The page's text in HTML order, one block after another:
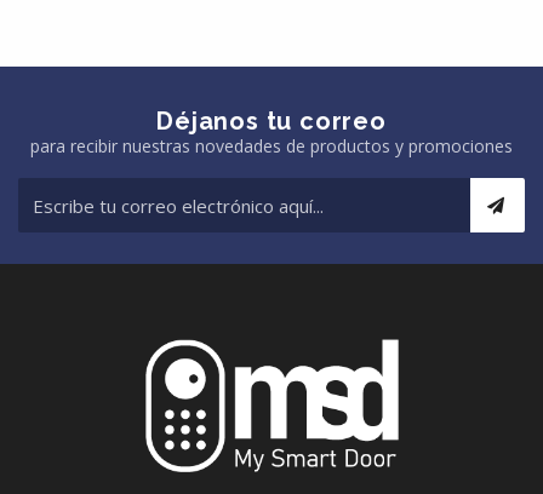
Déjanos tu correo
para recibir nuestras novedades de productos y promociones